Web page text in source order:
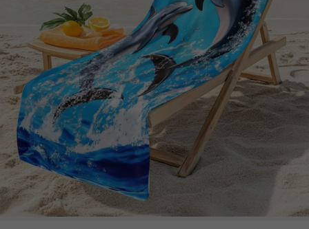
4.94 2.3K Suiveurs
4.94 2.3K Suiveurs
2.3K Suiveurs